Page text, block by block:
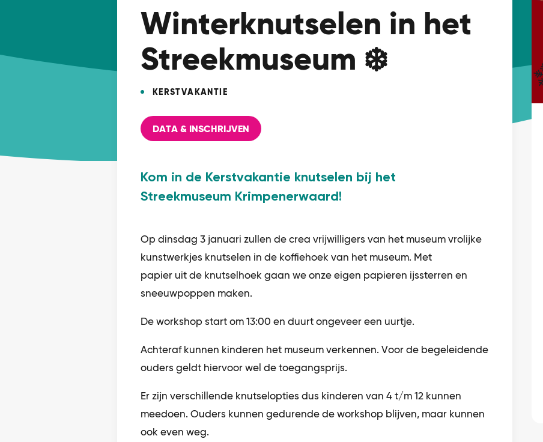
Winterknutselen in het
Streekmuseum ❄️
KERSTVAKANTIE
DATA & INSCHRIJVEN
Kom in de Kerstvakantie knutselen bij het
Streekmuseum Krimpenerwaard!
Op dinsdag 3 januari zullen de crea vrijwilligers van het museum vrolijke
kunstwerkjes knutselen in de koffiehoek van het museum. Met
papier uit de knutselhoek gaan we onze eigen papieren ijssterren en
sneeuwpoppen maken.
De workshop start om 13:00 en duurt ongeveer een uurtje.
Achteraf kunnen kinderen het museum verkennen. Voor de begeleidende
ouders geldt hiervoor wel de toegangsprijs.
Er zijn verschillende knutselopties dus kinderen van 4 t/m 12 kunnen
meedoen. Ouders kunnen gedurende de workshop blijven, maar kunnen
ook even weg.